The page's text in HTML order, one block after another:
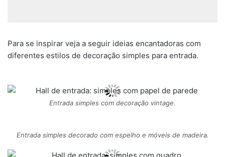
Para se inspirar veja a seguir ideias encantadoras com
diferentes estilos de decoração simples para entrada.
Entrada simples com decoração vintage.
Entrada simples decorado com espelho e móveis de madeira.